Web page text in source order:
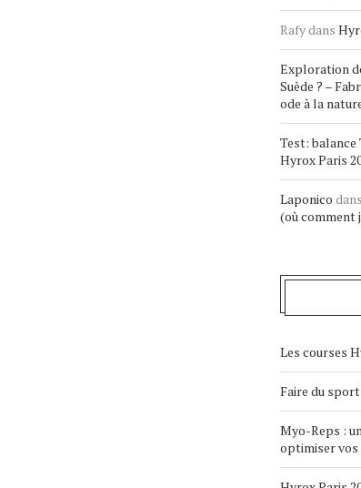
Rafydans
Exploration
Suède ? –
ode à la
Test: balance
Hyrox Paris
Laponico dans
(où comment
Les courses
Faire du
Myo-Reps :
optimiser